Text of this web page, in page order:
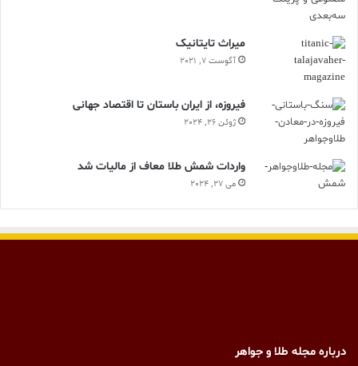
ميراث تايتانيک
آگوست 7, 2021
فیروزه، از ایران باستان تا اقتصاد جهانی
ژوئن 26, 2024
واردات شمش طلا معاف از مالیات شد
می 27, 2024
درباره مجله طلا و جواهر